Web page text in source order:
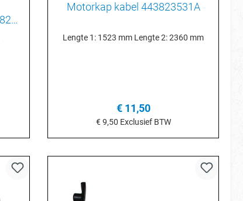
Motorkap kabel 443823531A
Lengte 1: 1523 mm Lengte 2: 2360 mm
€ 11,50
€ 9,50 Exclusief BTW